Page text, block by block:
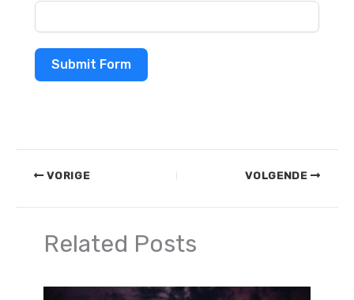
Submit Form
VORIGE VOLGENDE
Related Posts